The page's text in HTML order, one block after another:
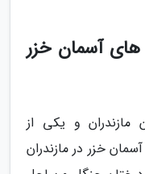
آسمان خزر
مازندران و یکی از
خزر در مازندران